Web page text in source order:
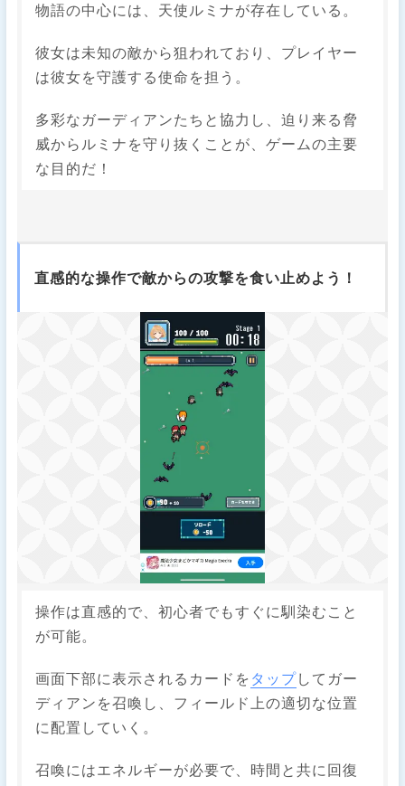
物語の中心には、天使ルミナが存在している。
​彼女は未知の敵から狙われており、プレイヤー
は彼女を守護する使命を担う。
​多彩なガーディアンたちと協力し、迫り来る脅
威からルミナを守り抜くことが、ゲームの主要
な目的だ！​
直感的な操作で敵からの攻撃を食い止めよう！
操作は直感的で、初心者でもすぐに馴染むこと
が可能。
​画面下部に表示されるカードを タップしてガー
ディアンを召喚し、フィールド上の適切な位置
に配置していく。
​召喚にはエネルギーが必要で、時間と共に回復